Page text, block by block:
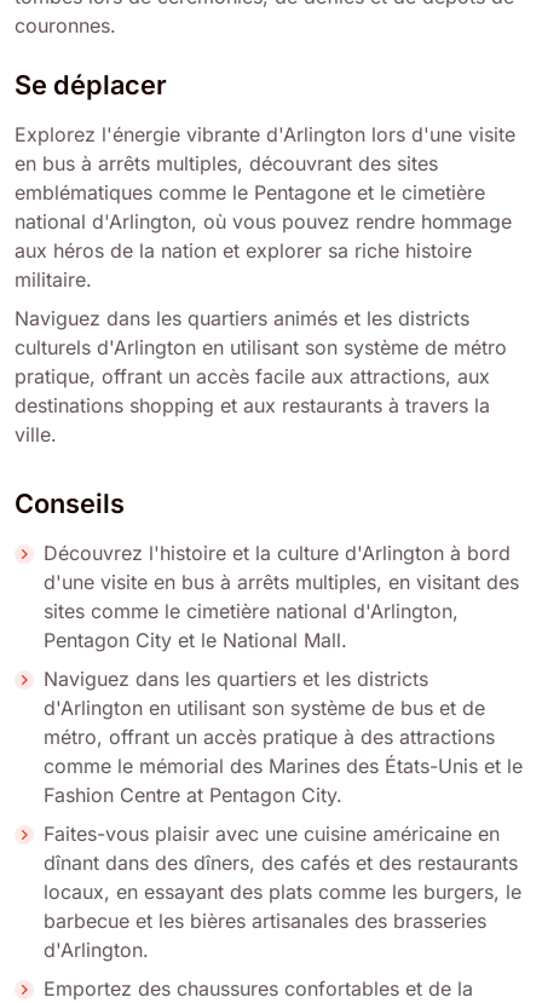
couronnes.
Se déplacer
Explorez l'énergie vibrante d'Arlington lors d'une visite
en bus à arrêts multiples, découvrant des sites
emblématiques comme le Pentagone et le cimetière
national d'Arlington, où vous pouvez rendre hommage
aux héros de la nation et explorer sa riche histoire
militaire.
Naviguez dans les quartiers animés et les districts
culturels d'Arlington en utilisant son système de métro
pratique, offrant un accès facile aux attractions, aux
destinations shopping et aux restaurants à travers la
ville.
Conseils
Découvrez l'histoire et la culture d'Arlington à bord
d'une visite en bus à arrêts multiples, en visitant des
sites comme le cimetière national d'Arlington,
Pentagon City et le National Mall.
Naviguez dans les quartiers et les districts
d'Arlington en utilisant son système de bus et de
métro, offrant un accès pratique à des attractions
comme le mémorial des Marines des États-Unis et le
Fashion Centre at Pentagon City.
Faites-vous plaisir avec une cuisine américaine en
dînant dans des dîners, des cafés et des restaurants
locaux, en essayant des plats comme les burgers, le
barbecue et les bières artisanales des brasseries
d'Arlington.
Emportez des chaussures confortables et de la